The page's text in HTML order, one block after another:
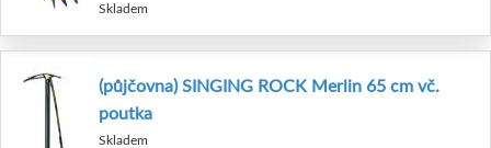
Skladem
(půjčovna) SINGING ROCK Merlin 65 cm vč.
poutka
Skladem